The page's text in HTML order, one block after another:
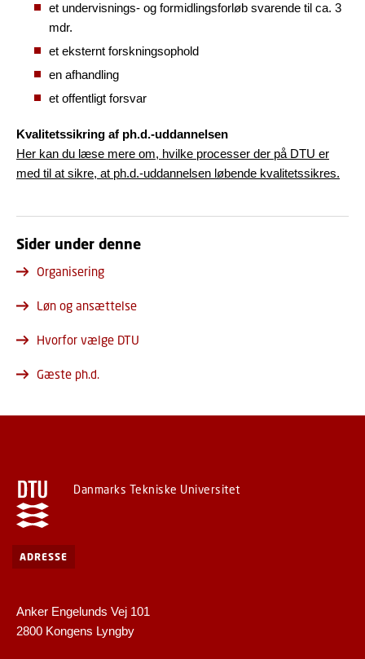
et undervisnings- og formidlingsforløb svarende til ca. 3
mdr.
et eksternt forskningsophold
en afhandling
et offentligt forsvar
Kvalitetssikring af ph.d.-uddannelsen
Her kan du læse mere om, hvilke processer der på DTU er
med til at sikre, at ph.d.-uddannelsen løbende kvalitetssikres.
Sider under denne
Organisering
Løn og ansættelse
Hvorfor vælge DTU
Gæste ph.d.
Danmarks Tekniske Universitet
ADRESSE
Anker Engelunds Vej 101
2800 Kongens Lyngby